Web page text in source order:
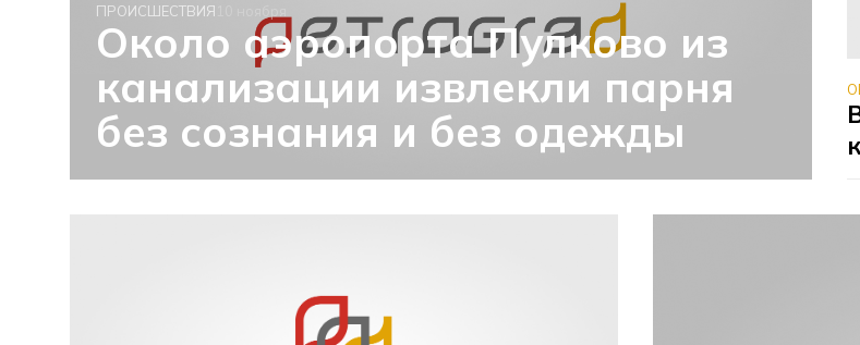
ПРОИСШЕСТВИЯ
Около аэропорта Пулково из
канализации извлекли парня
без сознания и без одежды